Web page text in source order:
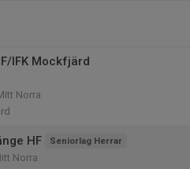
IFK Mockfjärd
Norra
HF Seniorlag Herrar
Norra